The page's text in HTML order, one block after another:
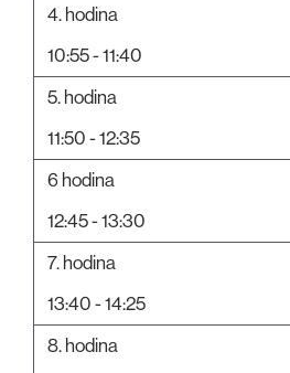
4. hodina
10:55 - 11:40
5. hodina
11:50 - 12:35
6 hodina
12:45 - 13:30
7. hodina
13:40 - 14:25
8. hodina